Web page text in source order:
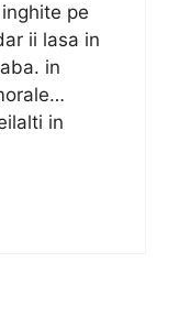
pe
ii lasa in
in
in